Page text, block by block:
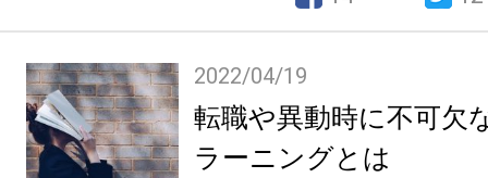
2022/04/19
転職や異動時に不可欠
ラーニングとは